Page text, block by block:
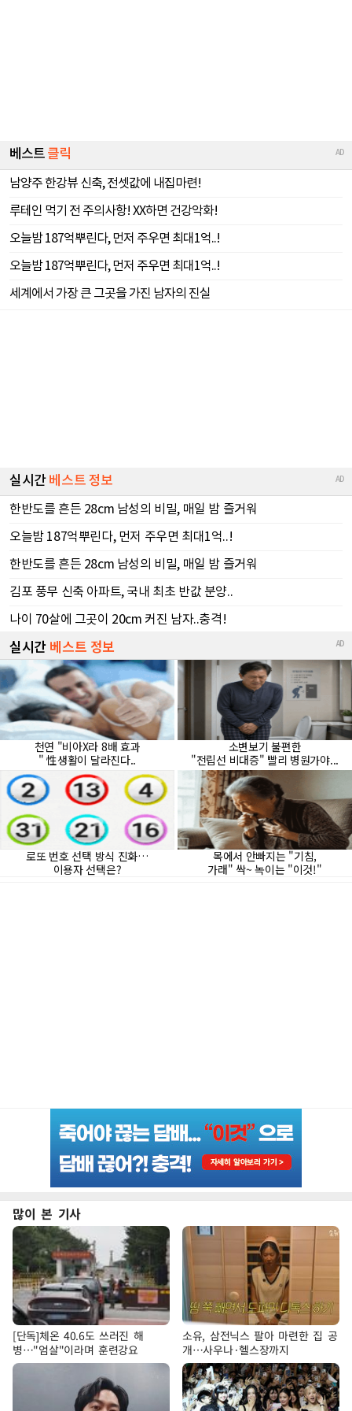
많이 본 기사
[단독]체온 40.6도 쓰러진 해
병…"엄살"이라며 훈련강요
소유, 삼전닉스 팔아 마련한 집 공
개…사우나·헬스장까지